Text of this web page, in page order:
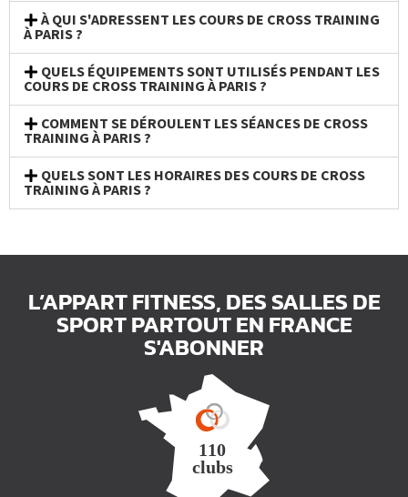
À QUI S'ADRESSENT LES COURS DE CROSS TRAINING
À PARIS ?
QUELS ÉQUIPEMENTS SONT UTILISÉS PENDANT LES
COURS DE CROSS TRAINING À PARIS ?
COMMENT SE DÉROULENT LES SÉANCES DE CROSS
TRAINING À PARIS ?
QUELS SONT LES HORAIRES DES COURS DE CROSS
TRAINING À PARIS ?
L’APPART FITNESS, DES SALLES DE
SPORT PARTOUT EN FRANCE
S'ABONNER